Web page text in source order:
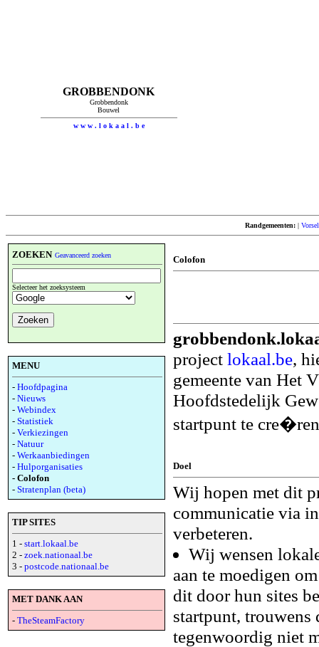
GROBBENDONK
Grobbendonk
Bouwel
w w w . l o k a a l . b e
Randgemeenten: |
ZOEKEN Geavanceerd zoeken
Selecteer het zoeksysteem
MENU
- Hoofdpagina
- Nieuws
- Webindex
- Statistiek
- Verkiezingen
- Natuur
- Werkaanbiedingen
- Hulporganisaties
- Colofon
- Stratenplan (beta)
TIP SITES
1 - start.lokaal.be
2 - zoek.nationaal.be
3 - postcode.nationaal.be
MET DANK AAN
- TheSteamFactory
Colofon
project lokaal.be,
gemeente van Het
Hoofdstedelijk
startpunt te
Doel
Wij hopen met dit
communicatie via
verbeteren.
Wij wensen
aan te moedigen
dit door hun sites
startpunt, trouwens
tegenwoordig niet